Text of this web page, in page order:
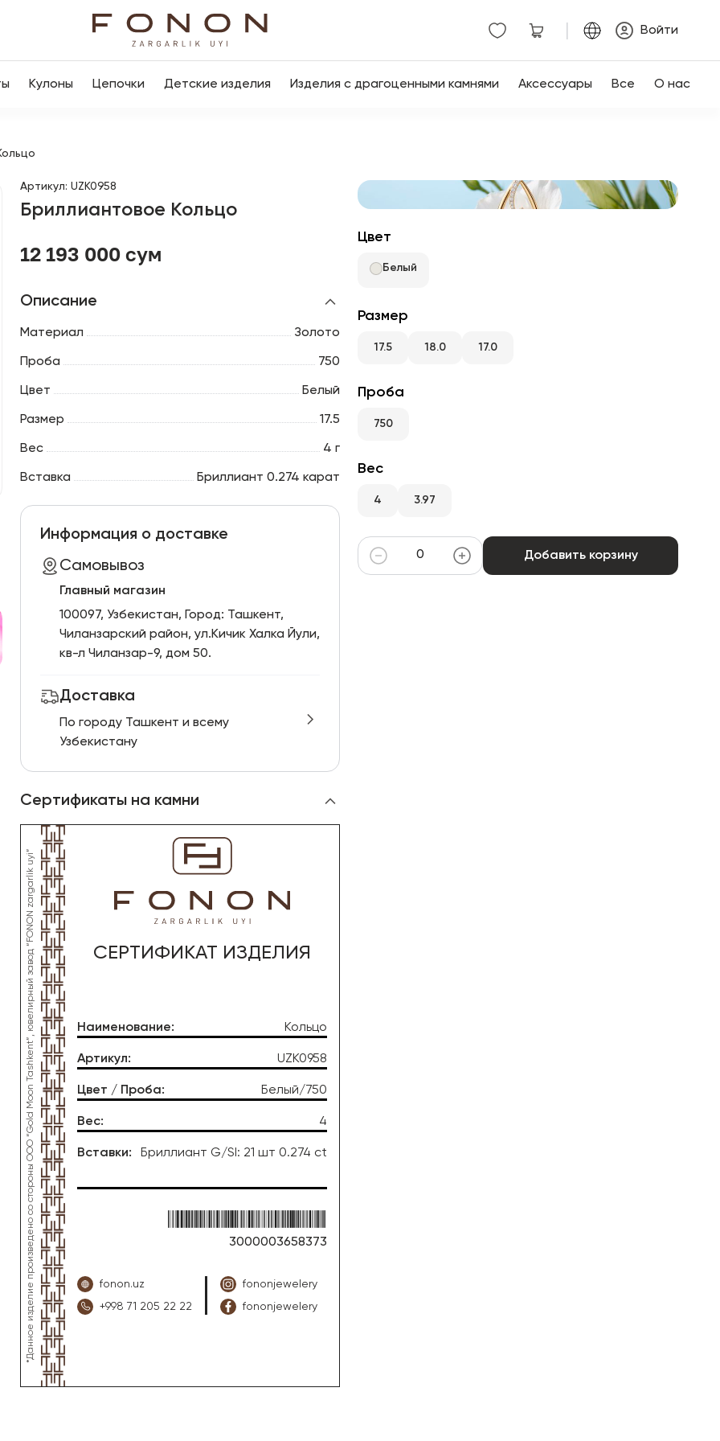
Войти
Кулоны Цепочки Детские изделия Изделия с драгоценными камнями Аксессуары Все О нас
Артикул: UZK0958
Бриллиантовое Кольцо
12 193 000 сум
Описание
Материал Золото
Проба 750
Цвет Белый
Размер 17.5
Вес 4 г
Вставка Бриллиант 0.274 карат
Информация о доставке
Самовывоз
Главный магазин
100097, Узбекистан, Город: Ташкент,
Чиланзарский pайон, ул.Кичик Халка Йули,
кв-л Чиланзар-9, дом 50.
Доставка
По городу Ташкент и всему
Узбекистану
Сертификаты на камни
*Данное изделие произведено со стороны OOO “Gold Moon Tashkent”, ювелирный завод “FONON zargarlik uyi” СЕРТИФИКАТ ИЗДЕЛИЯ
Наименование: Кольцо
Артикул: UZK0958
Цвет / Проба: Белый/750
Вес: 4
Вставки: Бриллиант G/SI: 21 шт 0.274 ct
3000003658373
fonon.uz
+998 71 205 22 22
fononjewelery
fononjewelery
Цвет
Белый
Размер
17.5 18.0 17.0
Проба
750
Вес
4 3.97
Добавить корзину